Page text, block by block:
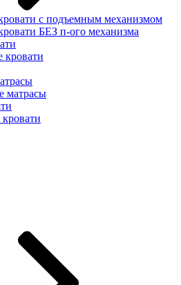
с подъемным механизмом
БЕЗ п-ого механизма
кровати
матрасы